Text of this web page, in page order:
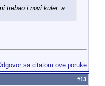
trebao i novi kuler, a
#13